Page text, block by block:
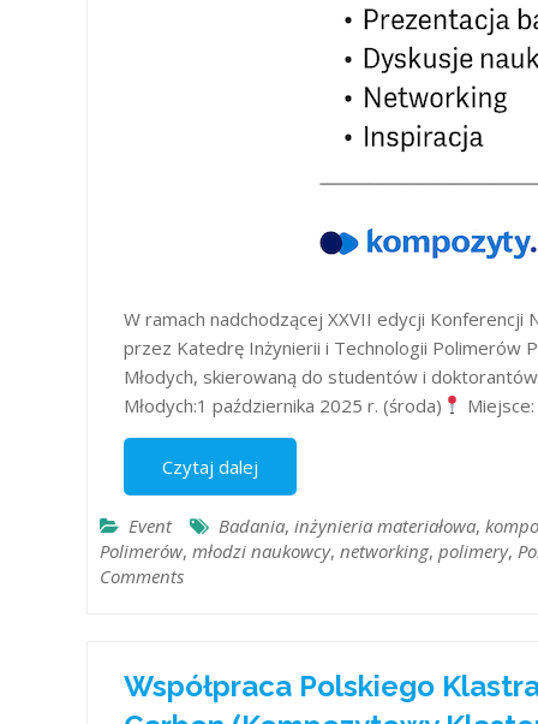
W ramach nadchodzącej XXVII edycji
przez Katedrę Inżynierii i Technologii Polimerów
Młodych, skierowaną do studentów i
Młodych:1 października 2025 r. (środa)
Czytaj dalej
Event Badania, inżynieria materiałowa,
Polimerów, młodzi naukowcy, networking, polimery,
Comments
Współpraca Polskiego